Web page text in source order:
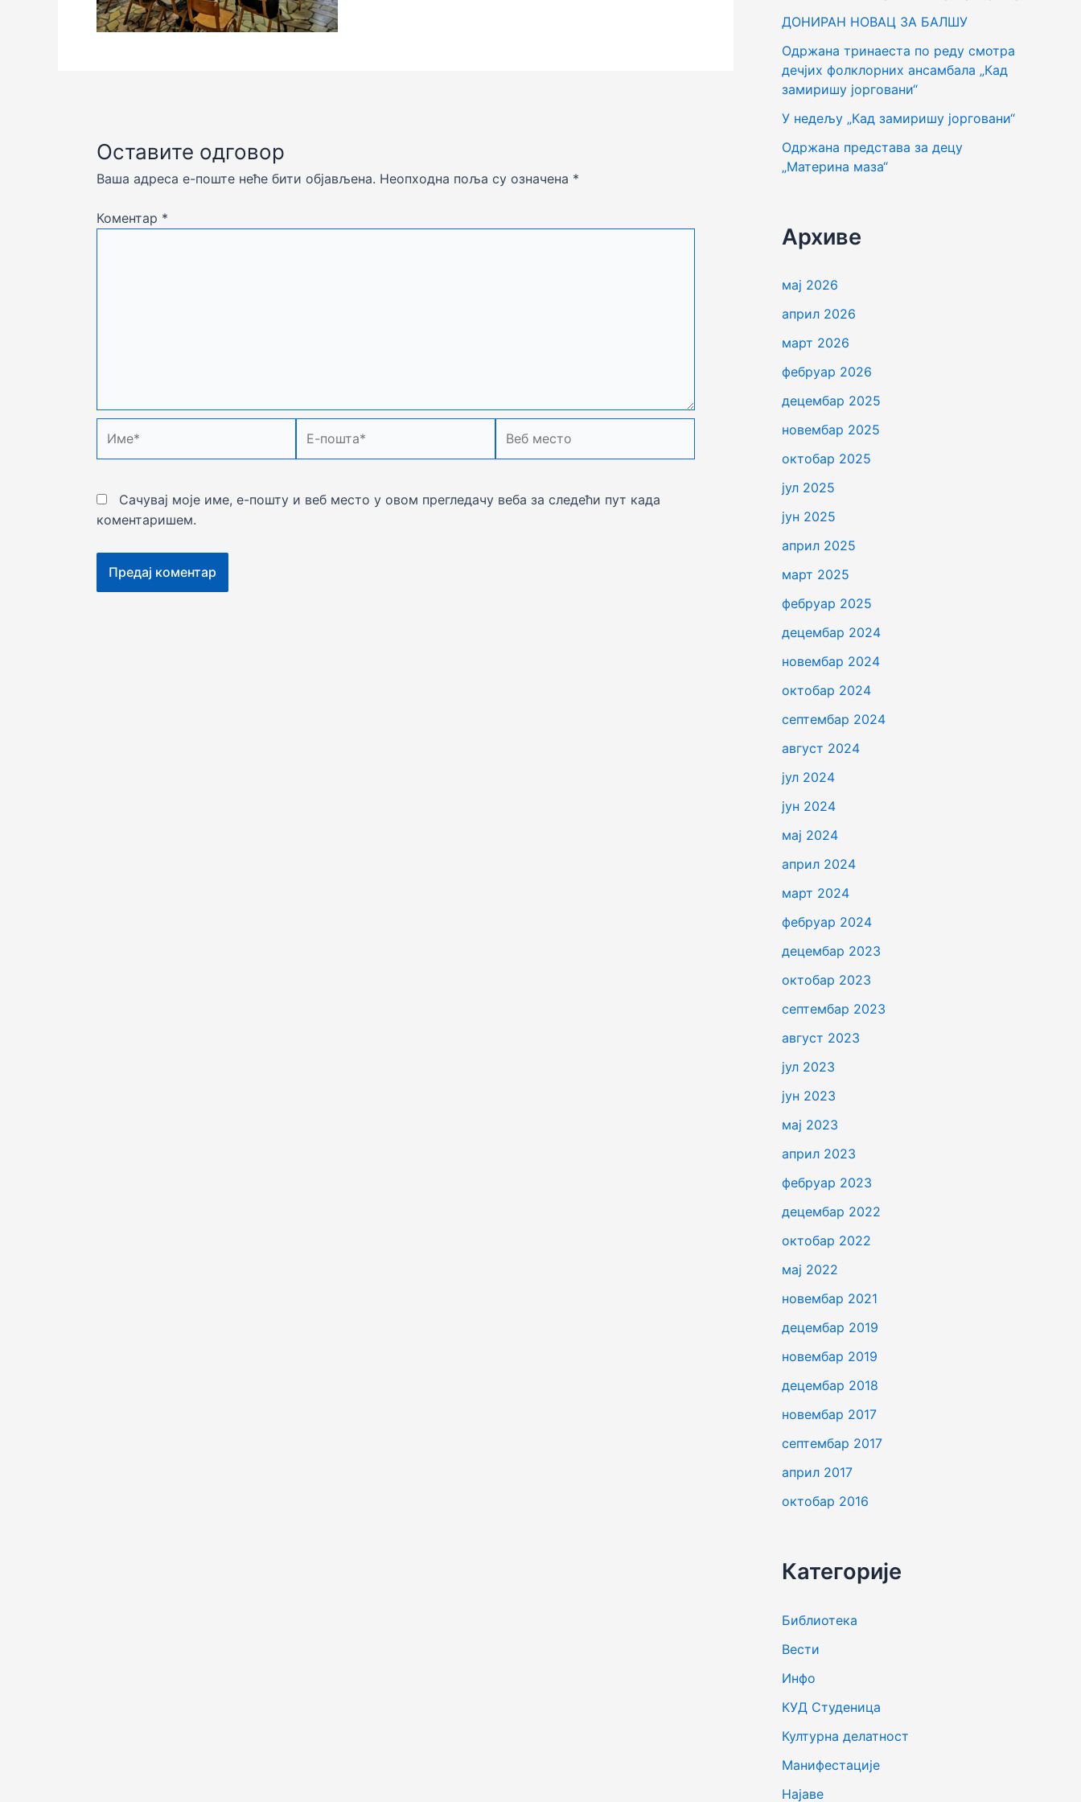
Оставите одговор
Ваша адреса е-поште неће бити објављена. Неопходна поља су означена *
Коментар *
пошта*
место
Сачувај моје име, е-пошту и веб место у овом прегледачу веба за следећи пут када
коментаришем.
а
з
а
ДОНИРАН НОВАЦ ЗА БАЛШУ
Одржана тринаеста по реду смотра
дечјих фолклорних ансамбала „Кад
замиришу јорговани“
У недељу „Кад замиришу јорговани“
Одржана представа за децу
„Материна маза“
Архиве
мај 2026
април 2026
март 2026
фебруар 2026
децембар 2025
новембар 2025
октобар 2025
јул 2025
јун 2025
април 2025
март 2025
фебруар 2025
децембар 2024
новембар 2024
октобар 2024
септембар 2024
август 2024
јул 2024
јун 2024
мај 2024
април 2024
март 2024
фебруар 2024
децембар 2023
октобар 2023
септембар 2023
август 2023
јул 2023
јун 2023
мај 2023
април 2023
фебруар 2023
децембар 2022
октобар 2022
мај 2022
новембар 2021
децембар 2019
новембар 2019
децембар 2018
новембар 2017
септембар 2017
април 2017
октобар 2016
Категорије
Библиотека
Вести
Инфо
КУД Студеница
Културна делатност
Манифестације
Најаве